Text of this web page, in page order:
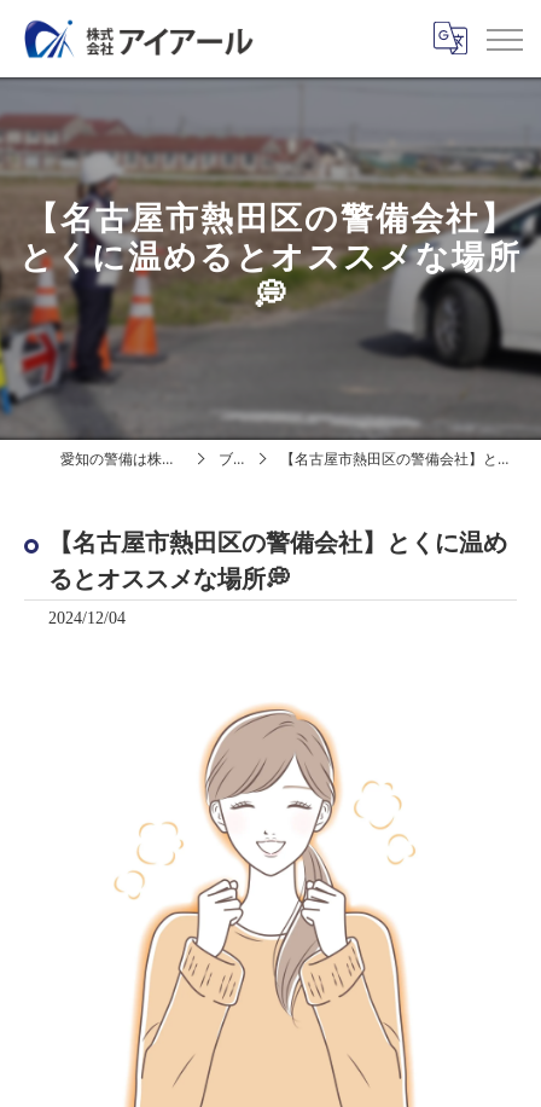
【名古屋市熱田区の警備会社】
とくに温めるとオススメな場所
💭
愛知の警備は株式会社アイアール ブログ 【名古屋市熱田区の警備会社】とくに温めるとオススメな場所💭
【名古屋市熱田区の警備会社】とくに温め
るとオススメな場所💭
2024/12/04